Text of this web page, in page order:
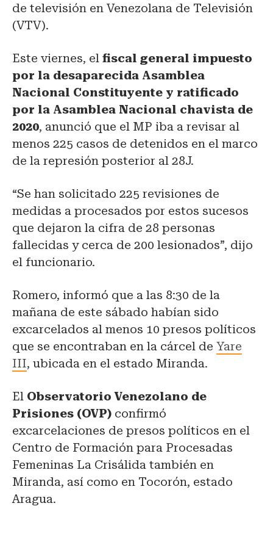
de televisión en Venezolana de Televisión
(VTV).
Este viernes, el fiscal general impuesto
por la desaparecida Asamblea
Nacional Constituyente y ratificado
por la Asamblea Nacional chavista de
2020, anunció que el MP iba a revisar al
menos 225 casos de detenidos en el marco
de la represión posterior al 28J.
“Se han solicitado 225 revisiones de
medidas a procesados por estos sucesos
que dejaron la cifra de 28 personas
fallecidas y cerca de 200 lesionados”, dijo
el funcionario.
Romero, informó que a las 8:30 de la
mañana de este sábado habían sido
excarcelados al menos 10 presos políticos
que se encontraban en la cárcel de Yare
III, ubicada en el estado Miranda.
El Observatorio Venezolano de
Prisiones (OVP) confirmó
excarcelaciones de presos políticos en el
Centro de Formación para Procesadas
Femeninas La Crisálida también en
Miranda, así como en Tocorón, estado
Aragua.